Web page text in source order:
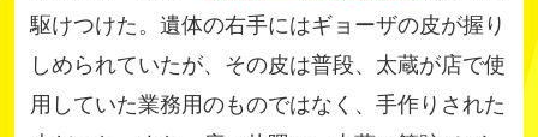
駆けつけた。遺体の右手にはギョーザの皮が握り
しめられていたが、その皮は普段、太蔵が店で使
用していた業務用のものではなく、手作りされた